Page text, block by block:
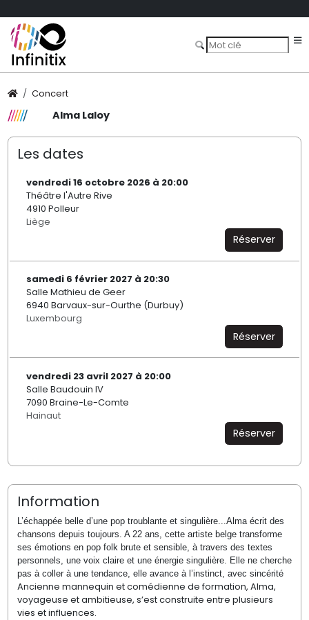
Concert
Alma Laloy
Les dates
vendredi 16 octobre 2026 à 20:00
Théâtre l'Autre Rive
4910 Polleur
Liège
Réserver
samedi 6 février 2027 à 20:30
Salle Mathieu de Geer
6940 Barvaux-sur-Ourthe (Durbuy)
Luxembourg
Réserver
vendredi 23 avril 2027 à 20:00
Salle Baudouin IV
7090 Braine-Le-Comte
Hainaut
Réserver
Information
L’échappée belle d’une pop troublante et singulière...Alma écrit des
chansons depuis toujours. A 22 ans, cette artiste belge transforme
ses émotions en pop folk brute et sensible, à travers des textes
personnels, une voix claire et une énergie singulière. Elle ne cherche
pas à coller à une tendance, elle avance à l’instinct, avec sincérité
Ancienne mannequin et comédienne de formation, Alma,
voyageuse et ambitieuse, s’est construite entre plusieurs
vies et influences.